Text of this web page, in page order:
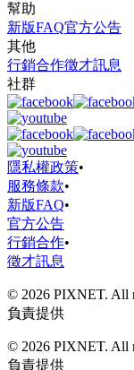
幫助
新版FAQ官方公告
其他
行銷合作徵才訊息
社群
隱私權政策•
服務條款•
新版FAQ•
官方公告
行銷合作•
徵才訊息
© 2026 PIXNET. All
負責提供
© 2026 PIXNET. All
負責提供